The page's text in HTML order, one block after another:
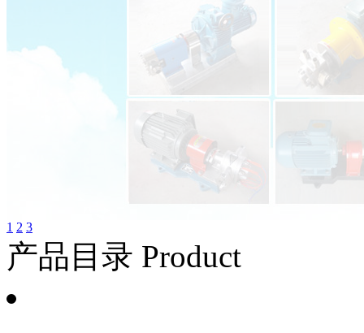
1 2 3
产品目录 Product